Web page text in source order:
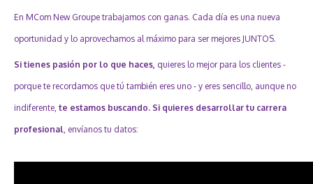
En MCom New Groupe trabajamos con ganas. Cada día es una nueva
oportunidad y lo aprovechamos al máximo para ser mejores JUNTOS.
Si tienes pasión por lo que haces, quieres lo mejor para los clientes -
porque te recordamos que tú también eres uno - y eres sencillo, aunque no
indiferente, te estamos buscando. Si quieres desarrollar tu carrera
profesional, envíanos tu datos: